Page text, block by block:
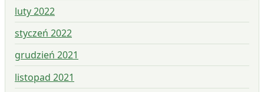
luty 2022
styczeń 2022
grudzień 2021
listopad 2021